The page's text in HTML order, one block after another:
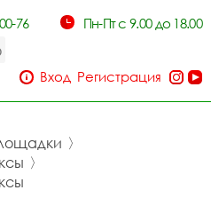
76 Пн-Пт с 9.00 до 18.00
Вход Регистрация
〉
〉